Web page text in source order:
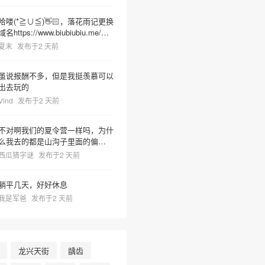
喽(*≧∪≦)👋🏻，落花雨记更换
名https://www.biubiubiu.me/，
烦更新下哦
末 发布于2 天前
说报酬不多，但是我挺羡慕可以
去玩的
发布于2 天前
对啊我们的夏令营一样吗，为什
我去的都是山沟子里面的偏僻之
但非常热很容易把人晒死然后又
瓜猜字谜 发布于2 天前
平几天，好好休息
是军爸 发布于2 天前
龙兴天街 龋齿